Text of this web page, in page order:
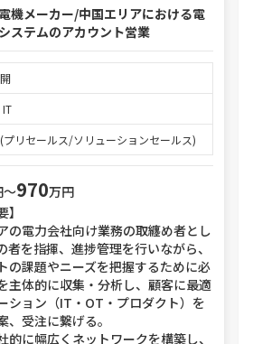
機メーカー/中国エリアにおける電
ステムのアカウント営業
IT
プリセールス/ソリューションセールス)
970万円
】
の電力会社向け業務の取纏め者とし
者を指揮、進捗管理を行いながら、
の課題やニーズを把握するために必
主体的に収集・分析し、顧客に最適
ション（IT・OT・プロダクト）を
、受注に繋げる。
的に幅広くネットワークを構築し、